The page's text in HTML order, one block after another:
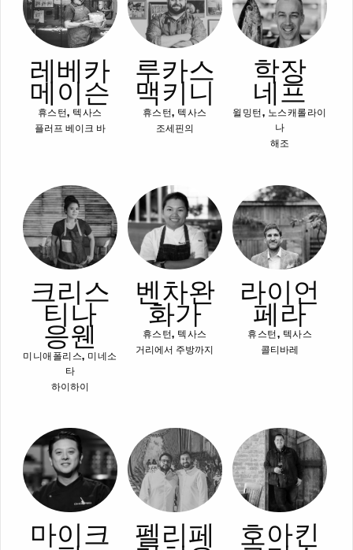
레베카
메이슨
휴스턴, 텍사스
플러프 베이크 바
루카스
맥키니
휴스턴, 텍사스
조세핀의
학장
네프
윌밍턴, 노스캐롤라이
나
해조
크리스
티나
응웬
미니애폴리스, 미네소
타
하이하이
벤차완
화가
휴스턴, 텍사스
거리에서 주방까지
라이언
페라
휴스턴, 텍사스
콜티바레
마이크 펠리페 호아킨